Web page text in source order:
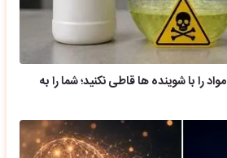
حواستان باشد هرگز این 5 مواد را با شوینده ها قاطی نکنید؛ شما را به